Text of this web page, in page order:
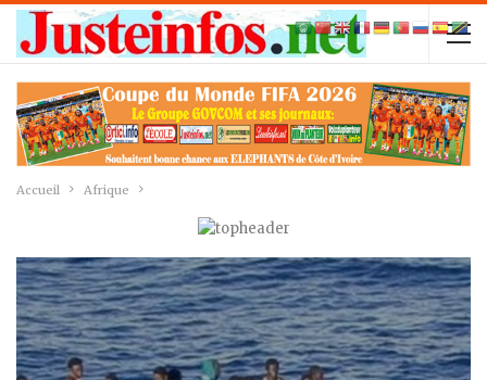
Accueil Afrique